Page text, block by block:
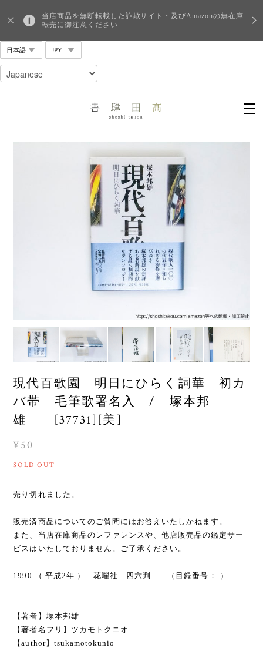
当店商品を無断転載した詐欺サイト・及びAmazonの無在庫
転売に御注意ください
現代百歌園 明日にひらく詞華 初カ
バ帯 毛筆歌署名入 / 塚本邦
雄 [37731][美]
¥50
SOLD OUT
売り切れました。
販売済商品についてのご質問にはお答えいたしかねます。
また、当店在庫商品のレファレンスや、他店販売品の鑑定サー
ビスはいたしておりません。ご了承ください。
1990 （ 平成2年 ） 花曜社 四六判 （目録番号：-）
【著者】塚本邦雄
【著者名フリ】ツカモトクニオ
【author】tsukamotokunio